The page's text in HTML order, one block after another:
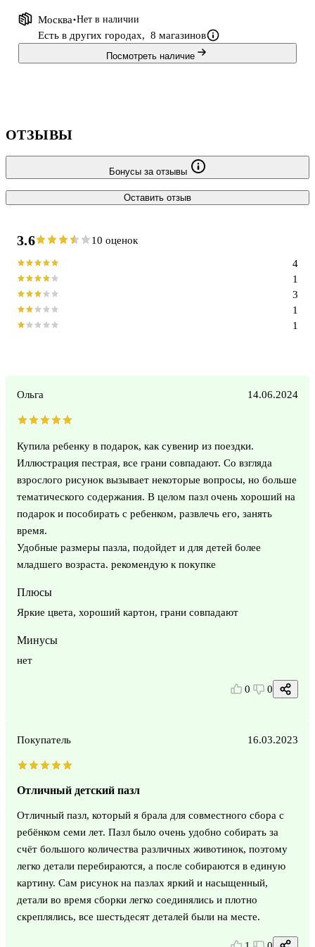
Москва Нет в наличии
Есть в других городах, 8 магазинов
Посмотреть наличие
ОТЗЫВЫ
Бонусы за отзывы
Оставить отзыв
3.6 10 оценок
1
1
3
1
4
Ольга 14.06.2024
Купила ребенку в подарок, как сувенир из поездки.
Иллюстрация пестрая, все грани совпадают. Со взгляда
взрослого рисунок вызывает некоторые вопросы, но больше
тематического содержания. В целом пазл очень хороший на
подарок и пособирать с ребенком, развлечь его, занять
время.
Удобные размеры пазла, подойдет и для детей более
младшего возраста. рекомендую к покупке
Плюсы
Яркие цвета, хороший картон, грани совпадают
Минусы
нет
0 0
Покупатель 16.03.2023
Отличный детский пазл
Отличный пазл, который я брала для совместного сбора с
ребёнком семи лет. Пазл было очень удобно собирать за
счёт большого количества различных животинок, поэтому
легко детали перебираются, а после собираются в единую
картину. Сам рисунок на пазлах яркий и насыщенный,
детали во время сборки легко соединялись и плотно
скреплялись, все шестьдесят деталей были на месте.